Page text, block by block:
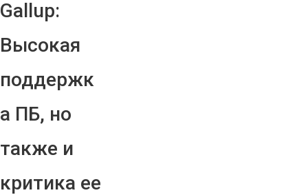
Gallup:
Высокая
поддержк
а ПБ, но
также и
критика ее